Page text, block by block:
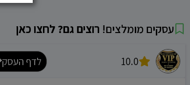
עסקים מומלצים! רוצים גם? לחצו כאן
10.0 לדף העסק